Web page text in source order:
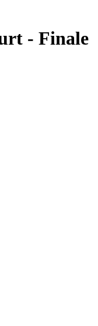
- Finale